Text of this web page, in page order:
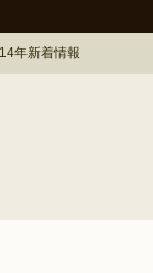
年新着情報